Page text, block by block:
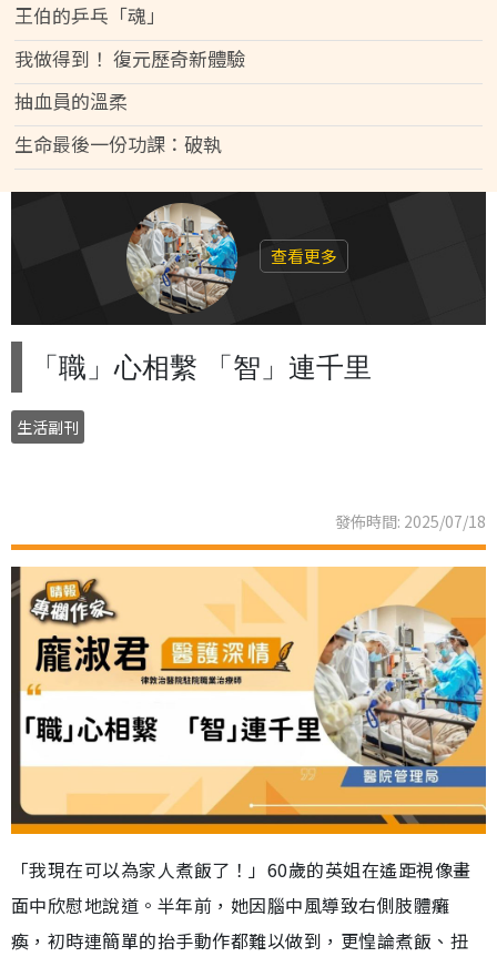
王伯的乒乓「魂」
我做得到！ 復元歷奇新體驗
抽血員的溫柔
生命最後一份功課：破執
查看更多
「職」心相繫 「智」連千里
生活副刊
發佈時間: 2025/07/18
「我現在可以為家人煮飯了！」60歲的英姐在遙距視像畫
面中欣慰地說道。半年前，她因腦中風導致右側肢體癱
瘓，初時連簡單的抬手動作都難以做到，更惶論煮飯、扭